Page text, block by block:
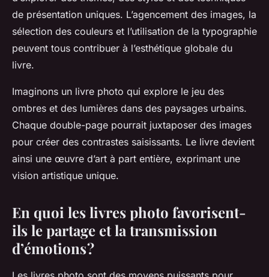
de présentation uniques. L’agencement des images, la
sélection des couleurs et l’utilisation de la typographie
peuvent tous contribuer à l’esthétique globale du
livre.
Imaginons un livre photo qui explore le jeu des
ombres et des lumières dans des paysages urbains.
Chaque double-page pourrait juxtaposer des images
pour créer des contrastes saisissants. Le livre devient
ainsi une œuvre d’art à part entière, exprimant une
vision artistique unique.
En quoi les livres photo favorisent-
ils le partage et la transmission
d’émotions ?